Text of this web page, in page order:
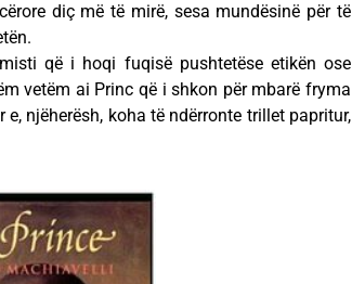
diç më të mirë, sesa mundësinë për të
që i hoqi fuqisë pushtetëse etikën ose
vetëm ai Princ që i shkon për mbarë fryma
njëherësh, koha të ndërronte trillet papritur,